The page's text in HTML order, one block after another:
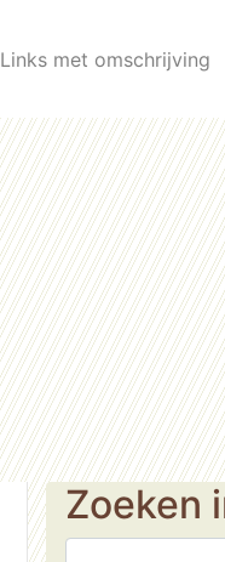
Links met omschrijving
Zoeken